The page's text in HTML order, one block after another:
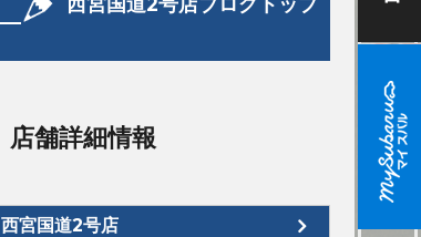
店舗詳細情報
西宮国道2号店